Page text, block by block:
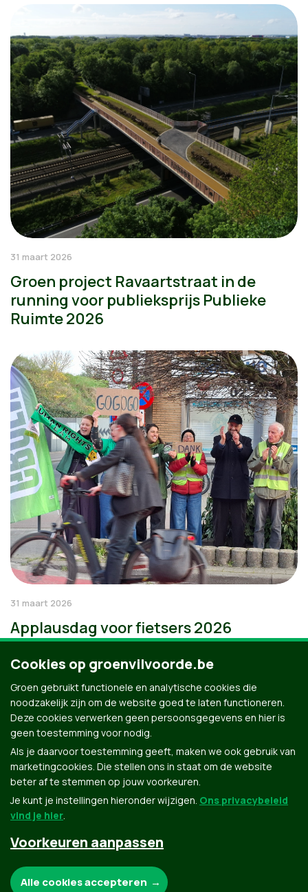
31 maart 2026
Groen project Ravaartstraat in de
running voor publieksprijs Publieke
Ruimte 2026
31 maart 2026
Applausdag voor fietsers 2026
Groen.be
Cookies op groenvilvoorde.be
Groen gebruikt functionele en analytische cookies die
noodzakelijk zijn om de website goed te laten functioneren.
Deze cookies verwerken geen persoonsgegevens en hier is
geen toestemming voor nodig.
Als je daarvoor toestemming geeft, maken we ook gebruik van
marketingcookies. Die stellen ons in staat om de website
beter af te stemmen op jouw voorkeuren.
Je kunt je instellingen hieronder wijzigen. Ons privacybeleid
vind je hier.
Voorkeuren aanpassen
Alle cookies accepteren